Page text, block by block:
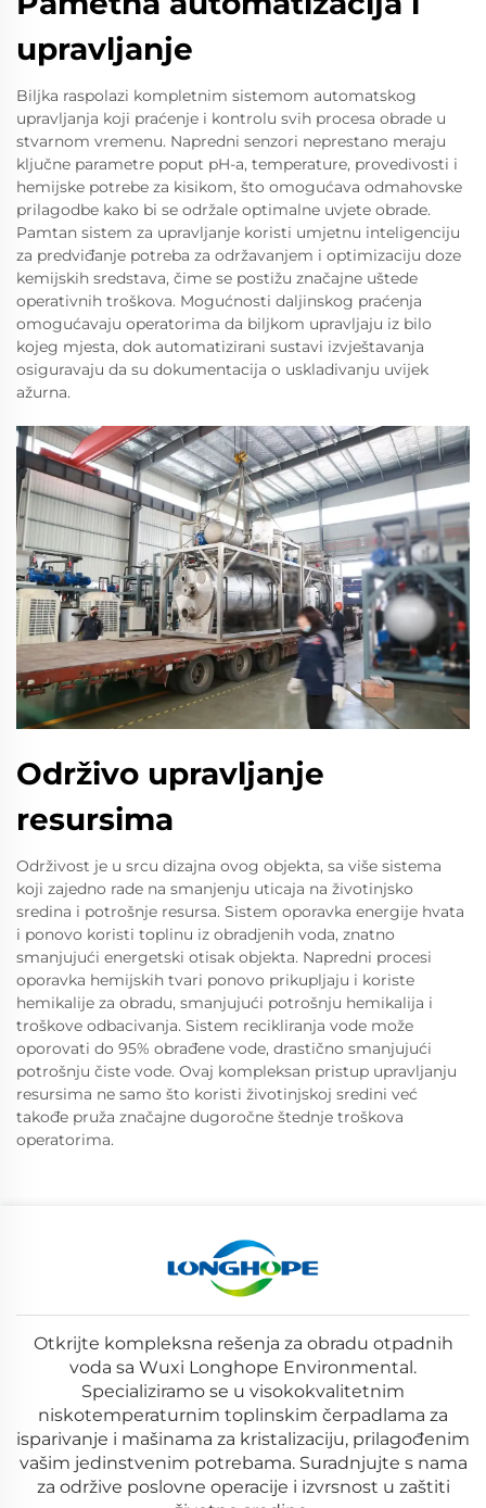
upravljanje
Biljka raspolazi kompletnim sistemom automatskog
upravljanja koji praćenje i kontrolu svih procesa obrade u
stvarnom vremenu. Napredni senzori neprestano meraju
ključne parametre poput pH-a, temperature, provedivosti i
hemijske potrebe za kisikom, što omogućava odmahovske
prilagodbe kako bi se održale optimalne uvjete obrade.
Pamtan sistem za upravljanje koristi umjetnu inteligenciju
za predviđanje potreba za održavanjem i optimizaciju doze
kemijskih sredstava, čime se postižu značajne uštede
operativnih troškova. Mogućnosti daljinskog praćenja
omogućavaju operatorima da biljkom upravljaju iz bilo
kojeg mjesta, dok automatizirani sustavi izvještavanja
osiguravaju da su dokumentacija o uskladivanju uvijek
ažurna.
Održivo upravljanje
resursima
Održivost je u srcu dizajna ovog objekta, sa više sistema
koji zajedno rade na smanjenju uticaja na životinjsko
sredina i potrošnje resursa. Sistem oporavka energije hvata
i ponovo koristi toplinu iz obradjenih voda, znatno
smanjujući energetski otisak objekta. Napredni procesi
oporavka hemijskih tvari ponovo prikupljaju i koriste
hemikalije za obradu, smanjujući potrošnju hemikalija i
troškove odbacivanja. Sistem recikliranja vode može
oporovati do 95% obrađene vode, drastično smanjujući
potrošnju čiste vode. Ovaj kompleksan pristup upravljanju
resursima ne samo što koristi životinjskoj sredini već
takođe pruža značajne dugoročne štednje troškova
operatorima.
Otkrijte kompleksna rešenja za obradu otpadnih
voda sa Wuxi Longhope Environmental.
Specializiramo se u visokokvalitetnim
niskotemperaturnim toplinskim čerpadlama za
isparivanje i mašinama za kristalizaciju, prilagođenim
vašim jedinstvenim potrebama. Suradnjujte s nama
za održive poslovne operacije i izvrsnost u zaštiti